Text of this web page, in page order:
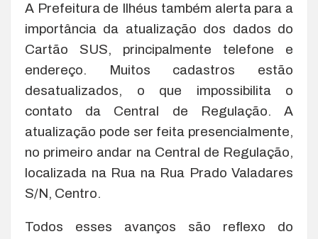
A Prefeitura de Ilhéus também alerta para a
importância da atualização dos dados do
Cartão SUS, principalmente telefone e
endereço. Muitos cadastros estão
desatualizados, o que impossibilita o
contato da Central de Regulação. A
atualização pode ser feita presencialmente,
no primeiro andar na Central de Regulação,
localizada na Rua na Rua Prado Valadares
S/N, Centro.
Todos esses avanços são reflexo do